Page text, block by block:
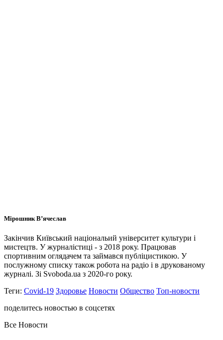
Мірошник В’ячеслав
Закінчив Київський національий університет культури і
мистецтв. У журналістиці - з 2018 року. Працював
спортивним оглядачем та займався публіцистикою. У
послужному списку також робота на радіо і в друкованому
журналі. Зі Svoboda.ua з 2020-го року.
Теги: Covid-19 Здоровье Новости Общество Топ-новости
поделитесь новостью в соцсетях
Все Новости